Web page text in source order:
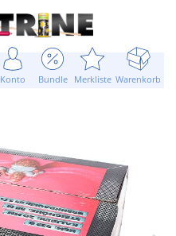
Konto Bundle Merkliste Warenkorb